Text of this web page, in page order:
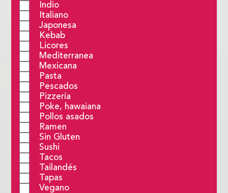
Indio
Italiano
Japonesa
Kebab
Licores
Mediterranea
Mexicana
Pasta
Pescados
Pizzería
Poke, hawaiana
Pollos asados
Ramen
Sin Gluten
Sushi
Tacos
Tailandés
Tapas
Vegano